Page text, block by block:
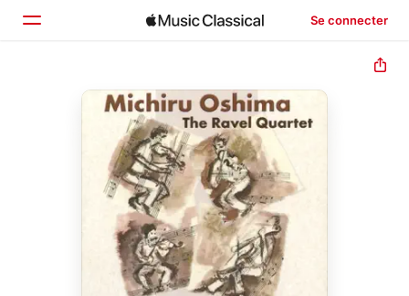
Se connecter
Accueil
Rechercher